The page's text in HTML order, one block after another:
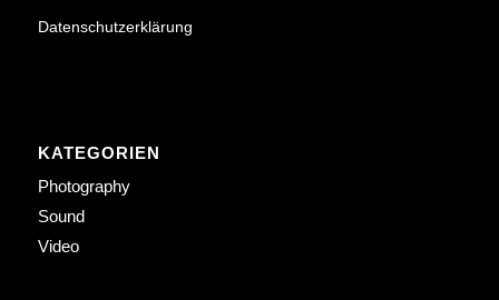
Datenschutzerklärung
KATEGORIEN
Photography
Sound
Video